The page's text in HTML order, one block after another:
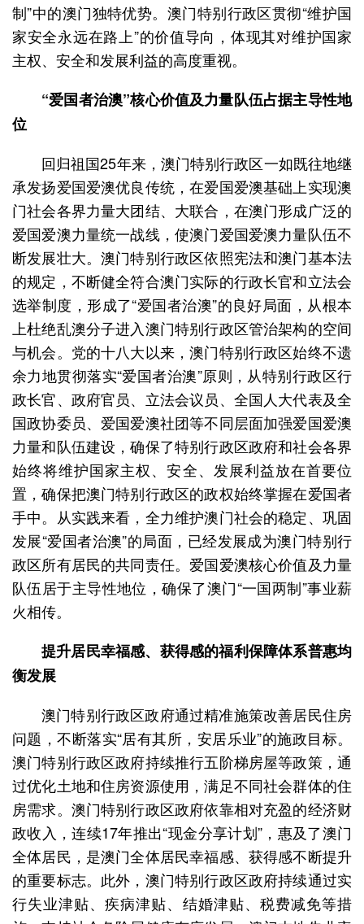
制”中的澳门独特优势。澳门特别行政区贯彻“维护国
家安全永远在路上”的价值导向，体现其对维护国家
主权、安全和发展利益的高度重视。
“爱国者治澳”核心价值及力量队伍占据主导性地
位
回归祖国25年来，澳门特别行政区一如既往地继
承发扬爱国爱澳优良传统，在爱国爱澳基础上实现澳
门社会各界力量大团结、大联合，在澳门形成广泛的
爱国爱澳力量统一战线，使澳门爱国爱澳力量队伍不
断发展壮大。澳门特别行政区依照宪法和澳门基本法
的规定，不断健全符合澳门实际的行政长官和立法会
选举制度，形成了“爱国者治澳”的良好局面，从根本
上杜绝乱澳分子进入澳门特别行政区管治架构的空间
与机会。党的十八大以来，澳门特别行政区始终不遗
余力地贯彻落实“爱国者治澳”原则，从特别行政区行
政长官、政府官员、立法会议员、全国人大代表及全
国政协委员、爱国爱澳社团等不同层面加强爱国爱澳
力量和队伍建设，确保了特别行政区政府和社会各界
始终将维护国家主权、安全、发展利益放在首要位
置，确保把澳门特别行政区的政权始终掌握在爱国者
手中。从实践来看，全力维护澳门社会的稳定、巩固
发展“爱国者治澳”的局面，已经发展成为澳门特别行
政区所有居民的共同责任。爱国爱澳核心价值及力量
队伍居于主导性地位，确保了澳门“一国两制”事业薪
火相传。
提升居民幸福感、获得感的福利保障体系普惠均
衡发展
澳门特别行政区政府通过精准施策改善居民住房
问题，不断落实“居有其所，安居乐业”的施政目标。
澳门特别行政区政府持续推行五阶梯房屋等政策，通
过优化土地和住房资源使用，满足不同社会群体的住
房需求。澳门特别行政区政府依靠相对充盈的经济财
政收入，连续17年推出“现金分享计划”，惠及了澳门
全体居民，是澳门全体居民幸福感、获得感不断提升
的重要标志。此外，澳门特别行政区政府持续通过实
行失业津贴、疾病津贴、结婚津贴、税费减免等措